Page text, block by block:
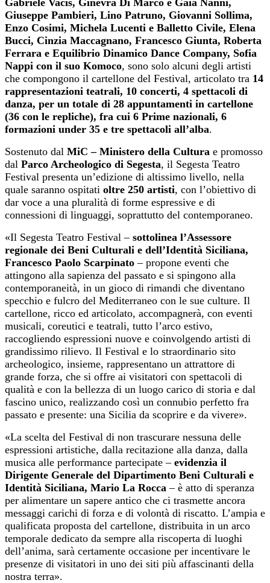
Giuseppe Pambieri, Lino Patruno, Giovanni Sollima,
Enzo Cosimi, Michela Lucenti e Balletto Civile, Elena
Bucci, Cinzia Maccagnano, Francesco Giunta, Roberta
Ferrara e Equilibrio Dinamico Dance Company, Sofia
Nappi con il suo Komoco, sono solo alcuni degli artisti
che compongono il cartellone del Festival, articolato tra 14
rappresentazioni teatrali, 10 concerti, 4 spettacoli di
danza, per un totale di 28 appuntamenti in cartellone
(36 con le repliche), fra cui 6 Prime nazionali, 6
formazioni under 35 e tre spettacoli all’alba.
Sostenuto dal MiC – Ministero della Cultura e promosso
dal Parco Archeologico di Segesta, il Segesta Teatro
Festival presenta un’edizione di altissimo livello, nella
quale saranno ospitati oltre 250 artisti, con l’obiettivo di
dar voce a una pluralità di forme espressive e di
connessioni di linguaggi, soprattutto del contemporaneo.
«Il Segesta Teatro Festival –sottolinea l’Assessore
regionale dei Beni Culturali e dell’Identità Siciliana,
Francesco Paolo Scarpinato– propone eventi che
attingono alla sapienza del passato e si spingono alla
contemporaneità, in un gioco di rimandi che diventano
specchio e fulcro del Mediterraneo con le sue culture. Il
cartellone, ricco ed articolato, accompagnerà, con eventi
musicali, coreutici e teatrali, tutto l’arco estivo,
raccogliendo espressioni nuove e coinvolgendo artisti di
grandissimo rilievo. Il Festival e lo straordinario sito
archeologico, insieme, rappresentano un attrattore di
grande forza, che si offre ai visitatori con spettacoli di
qualità e con la bellezza di un luogo carico di storia e dal
fascino unico, realizzando così un connubio perfetto fra
passato e presente: una Sicilia da scoprire e da vivere».
«La scelta del Festival di non trascurare nessuna delle
espressioni artistiche, dalla recitazione alla danza, dalla
musica alle performance partecipate –evidenzia il
Dirigente Generale del Dipartimento Beni Culturali e
Identità Siciliana, Mario La Rocca– è atto di speranza
per alimentare un sapere antico che ci trasmette ancora
messaggi carichi di forza e di volontà di riscatto. L’ampia e
qualificata proposta del cartellone, distribuita in un arco
temporale dedicato da sempre alla riscoperta di luoghi
dell’anima, sarà certamente occasione per incentivare le
presenze di visitatori in uno dei siti più affascinanti della
nostra terra».